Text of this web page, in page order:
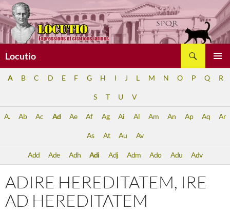
Aller
au
contenu
Locutio
A B C D E F G H I J L M N O P Q R
S T U V
A. Ab Ac Ad Ae Af Ag Ai Al Am An Ap Aq Ar
As At Au Av
Add Ade Adh Adi Adj Adm Ado Adu Adv
ADIRE HEREDITATEM, IRE
AD HEREDITATEM